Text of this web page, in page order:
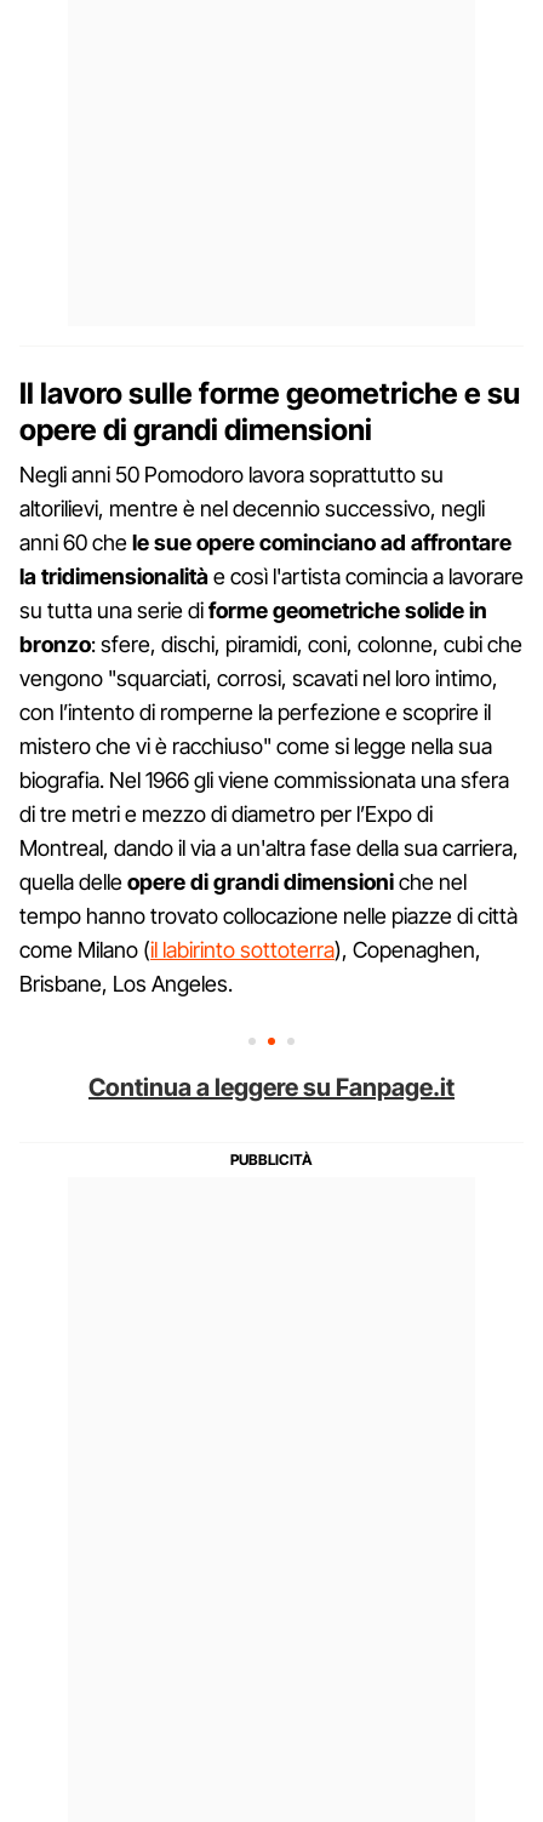
Il lavoro sulle forme geometriche e su
opere di grandi dimensioni
Negli anni 50 Pomodoro lavora soprattutto su
altorilievi, mentre è nel decennio successivo, negli
anni 60 chele sue opere cominciano ad affrontare
la tridimensionalitàe così l'artista comincia a lavorare
su tutta una serie diforme geometriche solide in
bronzo: sfere, dischi, piramidi, coni, colonne, cubi che
vengono "squarciati, corrosi, scavati nel loro intimo,
con l’intento di romperne la perfezione e scoprire il
mistero che vi è racchiuso" come si legge nella sua
biografia. Nel 1966 gli viene commissionata una sfera
di tre metri e mezzo di diametro per l’Expo di
Montreal, dando il via a un'altra fase della sua carriera,
quella delleopere di grandi dimensioniche nel
tempo hanno trovato collocazione nelle piazze di città
come Milano (il labirinto sottoterra), Copenaghen,
Brisbane, Los Angeles.
Continua a leggere su Fanpage.it